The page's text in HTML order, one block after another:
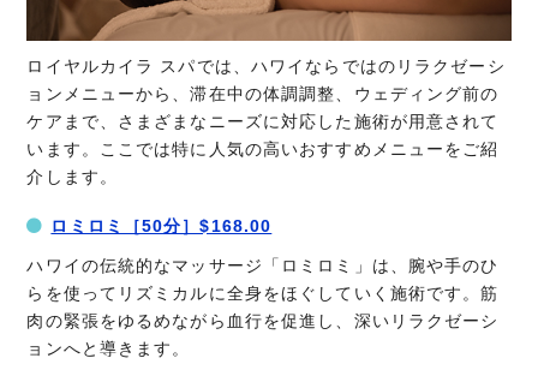
ロイヤルカイラ スパでは、ハワイならではのリラクゼーシ
ョンメニューから、滞在中の体調調整、ウェディング前の
ケアまで、さまざまなニーズに対応した施術が用意されて
います。ここでは特に人気の高いおすすめメニューをご紹
介します。
ロミロミ［50分］$168.00
ハワイの伝統的なマッサージ「ロミロミ」は、腕や手のひ
らを使ってリズミカルに全身をほぐしていく施術です。筋
肉の緊張をゆるめながら血行を促進し、深いリラクゼーシ
ョンへと導きます。